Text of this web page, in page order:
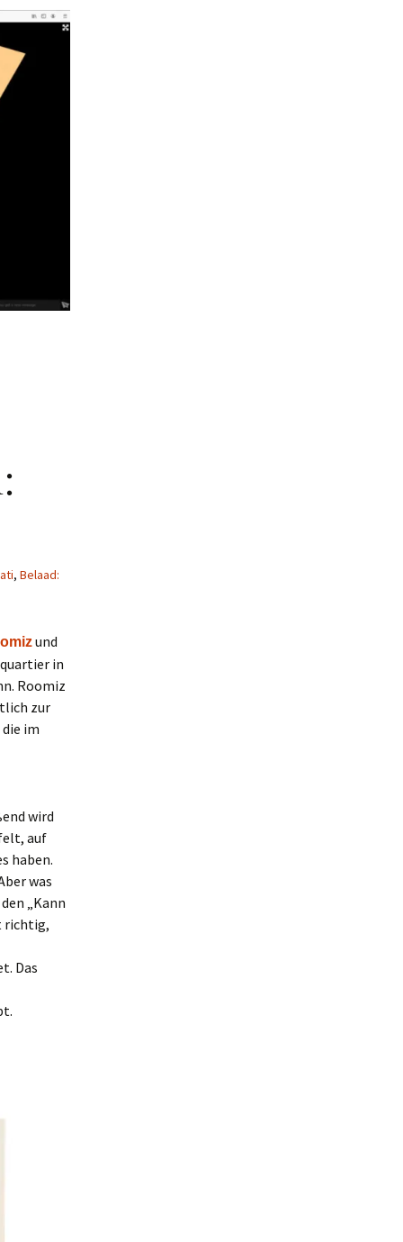
, Belaad:
und
in
Roomiz
zur
im
wird
auf
haben.
was
„Kann
richtig,
Das